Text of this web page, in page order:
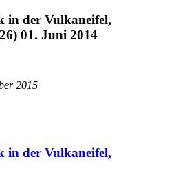
in der Vulkaneifel,
01. Juni 2014
2015
in der Vulkaneifel,